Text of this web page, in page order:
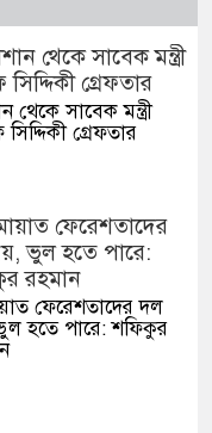
থেকে সাবেক মন্ত্রী
গ্রেফতার
ফেরেশতাদের দল
হতে পারে: শফিকুর